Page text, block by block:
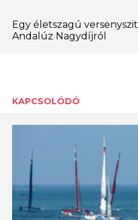
Egy életszagú
Andalúz Nagydíjról
KAPCSOLÓDÓ